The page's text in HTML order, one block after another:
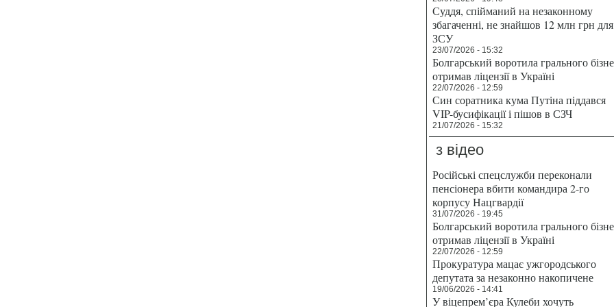
Суддя, спійманий на незаконному
збагаченні, не знайшов 12 млн грн для
ЗСУ
23/07/2026 - 15:32
Болгарський воротила грального
отримав ліцензії в Україні
22/07/2026 - 12:59
Син соратника кума Путіна піддався
VIP-бусифікації і пішов в СЗЧ
21/07/2026 - 15:32
з відео
Російські спецслужби переконали
пенсіонера вбити командира 2-го
корпусу Нацгвардії
31/07/2026 - 19:45
Болгарський воротила грального
отримав ліцензії в Україні
22/07/2026 - 12:59
Прокуратура мацає ужгородського
депутата за незаконно накопичене
19/06/2026 - 14:41
У віцепрем’єра Кулеби хочуть